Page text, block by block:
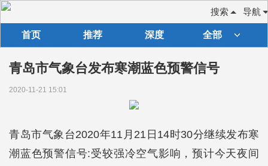
导航
搜索
首页 推荐 深度 全部
青岛市气象台发布寒潮蓝色预警信号
2020-11-21 15:01
青岛市气象台2020年11月21日14时30分继续发布寒
潮蓝色预警信号:受较强冷空气影响，预计今天夜间